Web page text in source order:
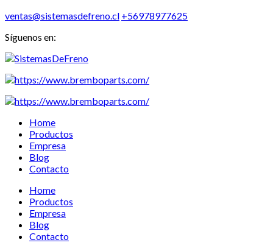
ventas@sistemasdefreno.cl +56978977625
Síguenos en:
Home
Productos
Empresa
Blog
Contacto
Home
Productos
Empresa
Blog
Contacto